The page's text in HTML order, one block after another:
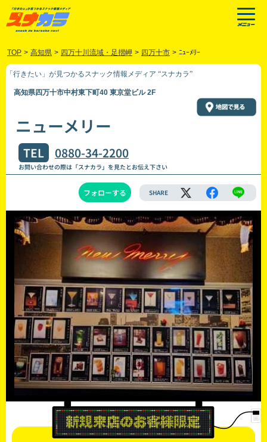
TOP > 高知県 > 四万十川流域・足摺岬 > 四万十市 > ﾆｭｰﾒﾘｰ
「行きたい」が見つかるスナック情報メディア “スナカラ”
高知県四万十市中村東下町40 東京堂ビル 2F
ニューメリー
TEL 0880-34-2200
お問い合わせの際は「スナカラ」を見たとお伝え下さい
フォローする SHARE